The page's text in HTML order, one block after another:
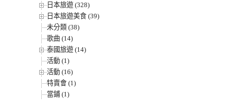
日本旅遊 (328)
日本旅遊美食 (39)
未分類 (38)
歌曲 (14)
泰國旅遊 (14)
活動 (1)
活動 (16)
特賣會 (1)
當鋪 (1)